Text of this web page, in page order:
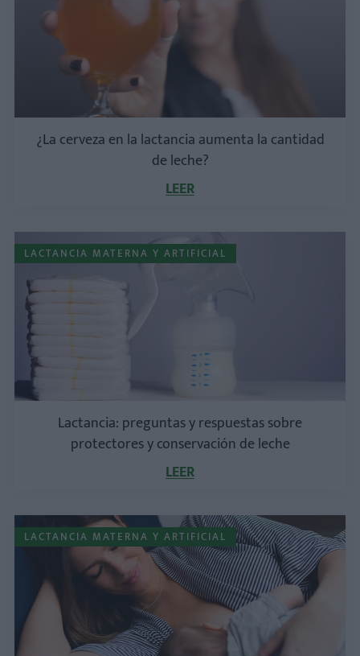
¿La cerveza en la lactancia aumenta la cantidad
de leche?
LEER
LACTANCIA MATERNA Y ARTIFICIAL
Lactancia: preguntas y respuestas sobre
protectores y conservación de leche
LEER
LACTANCIA MATERNA Y ARTIFICIAL